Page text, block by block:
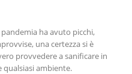
ha avuto picchi,
una certezza si è
provvedere a sanificare in
ambiente.